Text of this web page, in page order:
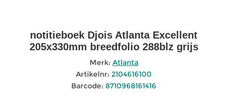
notitieboek Djois Atlanta Excellent
205x330mm breedfolio 288blz grijs
Merk: Atlanta
Artikelnr: 2104616100
Barcode: 8710968161416